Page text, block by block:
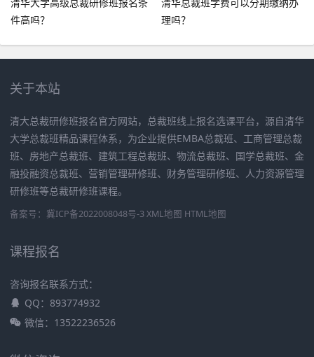
件高吗？
理吗？
关于本站
清大总裁研修班报名官方网站，总裁班线上报名选课平台，源自清华
大学总裁班精品课程体系，为企业提供EMBA总裁班、工商管理总裁
班、房地产总裁班、建筑工程总裁班、物流总裁班、国学总裁班、金
融投融资总裁班、营销管理研修班、财务管理研修班、人力资源管理
研修班等总裁研修班课程。
备案号： 冀ICP备2022008048号-3XML地图 HTML地图
课程报名
咨询报名联系方式：
QQ：893774932
微信：13522236526